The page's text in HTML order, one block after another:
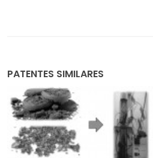
PATENTES SIMILARES